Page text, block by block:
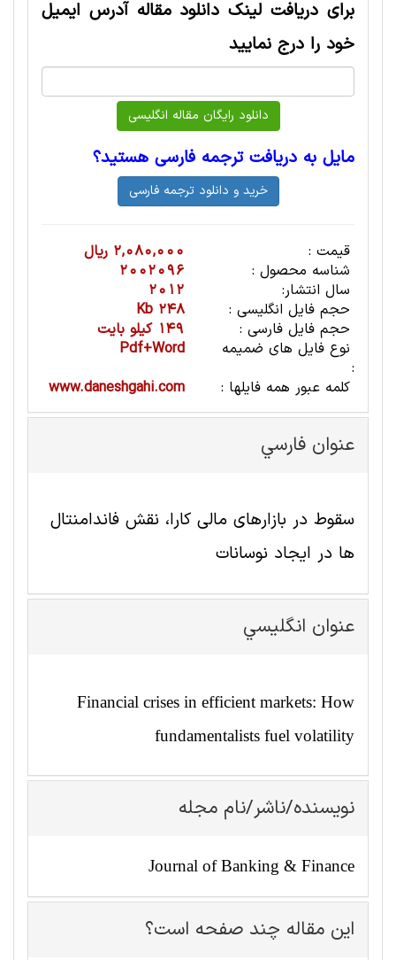
برای دریافت لینک دانلود مقاله آدرس ایمیل
خود را درج نمایید
مایل به دریافت ترجمه فارسی هستید؟
قیمت :
2,080,000 ریال
شناسه محصول :
2002096
سال انتشار:
2012
حجم فایل انگلیسی :
248 Kb
حجم فایل فارسی :
149 کیلو بایت
نوع فایل های ضمیمه
:
Pdf+Word
کلمه عبور همه فایلها :
www.daneshgahi.com
عنوان فارسي
سقوط در بازارهای مالی کارا، نقش فاندامنتال
ها در ایجاد نوسانات
عنوان انگليسي
Financial crises in efficient markets: How
fundamentalists fuel volatility
نویسنده/ناشر/نام مجله
Journal of Banking & Finance
این مقاله چند صفحه است؟